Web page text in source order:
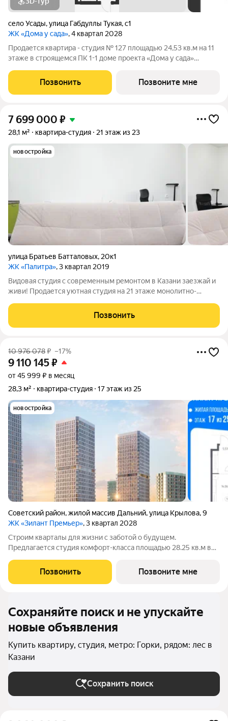
село Усады,улица Габдуллы Тукая,с1
ЖК «Дома у сада», 4 квартал 2028
Продается квартира - студия № 127 площадью 24,53 кв.м на 11
этаже в строящемся ПК 1-1 доме проекта «Дома у сада»
жилой комплекс с развитой инфраструктурой, прекрасными
видами и удобным
Позвонить Позвоните мне
7 699 000 ₽
28,1 м² квартира-студия 21 этаж из 23
новостройка
улица Братьев Батталовых, 20к1
ЖК «Палитра», 3 квартал 2019
Видовая студия с современным ремонтом в Казани заезжай и
живи! Продается уютная студия на 21 этаже монолитно-
этаж обеспечивает потрясающий вид из окна, много света и
отсутствие шума от городских
Позвонить
10 976 078₽ –17%
9 110 145₽
от 45 999 ₽ в месяц
28,3 м²
квартира-студия 17 этаж из 25
новостройка
Советский район,жилой массив Дальний,улица Крылова,9
ЖК «Зилант Премьер», 3 квартал 2028
Строим кварталы для жизни с заботой о будущем.
Предлагается студия комфорт-класса площадью 28.25 кв.м в
комплексе "Зилант Премьер".Отделка по вашему желанию:
предчистовая, готовая или
Позвонить Позвоните мне
Сохраняйте поиск и не упускайте
новые объявления
Купить квартиру, студия, метро: Горки, рядом: лес в
Казани
Сохранить поиск